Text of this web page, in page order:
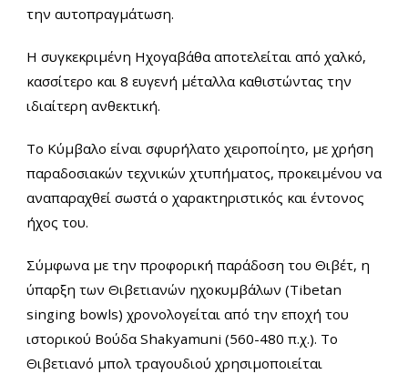
την αυτοπραγμάτωση.
Η συγκεκριμένη Ηχογαβάθα αποτελείται από χαλκό,
κασσίτερο και 8 ευγενή μέταλλα καθιστώντας την
ιδιαίτερη ανθεκτική.
Το Κύμβαλο είναι σφυρήλατο χειροποίητο, με χρήση
παραδοσιακών τεχνικών χτυπήματος, προκειμένου να
αναπαραχθεί σωστά ο χαρακτηριστικός και έντονος
ήχος του.
Σύμφωνα με την προφορική παράδοση του Θιβέτ, η
ύπαρξη των Θιβετιανών ηχοκυμβάλων (Tibetan
singing bowls) χρονολογείται από την εποχή του
ιστορικού Βούδα Shakyamuni (560-480 π.χ.). Το
Θιβετιανό μπολ τραγουδιού χρησιμοποιείται